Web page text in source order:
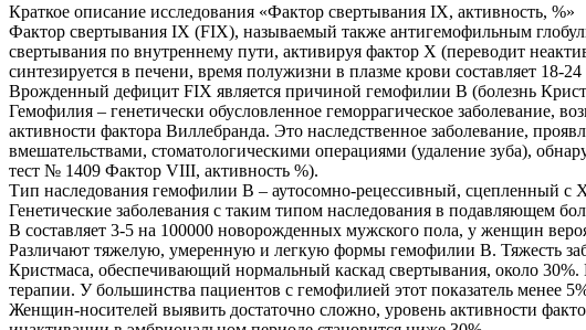
Краткое описание исследования «Фактор свертывания IX, активность, %»
Фактор свертывания IX (FIX), называемый также антигемофильным
свертывания по внутреннему пути, активируя фактор Х (переводит
синтезируется в печени, время полужизни в плазме крови составляет 18-
Врожденный дефицит FIX является причиной гемофилии В (болезнь
Гемофилия – генетически обусловленное геморрагическое
активности фактора Виллебранда. Это наследственное заболевание,
вмешательствами, стоматологическими операциями (удаление зуба),
тест № 1409 Фактор VIII, активность %).
Тип наследования гемофилии B – аутосомно-рецессивный, сцепленный с
Генетические заболевания с таким типом наследования в подавляющем
В составляет 3-5 на 100000 новорожденных мужского пола, у женщин
Различают тяжелую, умеренную и легкую формы гемофилии В. Тяжесть
Кристмаса, обеспечивающий нормальный каскад свертывания, около
терапии. У большинства пациентов с гемофилией этот показатель менее
Женщин-носителей выявить достаточно сложно, уровень активности